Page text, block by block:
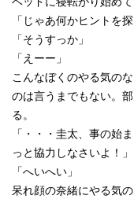
「じゃあ何かヒントを
「そうすっか」
「えーー」
こんなぼくのやる気の
のは言うまでもない。
る。
「・・・圭太、事の始
っと協力しなさいよ！」
「へいへい」
呆れ顔の奈緒にやる気